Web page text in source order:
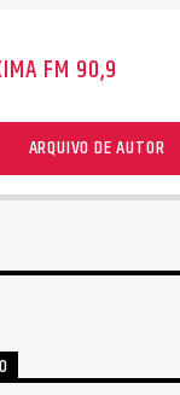
FM 90,9
ARQUIVO DE AUTOR